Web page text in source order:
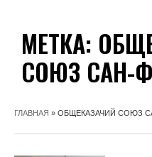
МЕТКА:
СОЮЗ САН-
ГЛАВНАЯ » ОБЩЕКАЗАЧИЙ СОЮЗ